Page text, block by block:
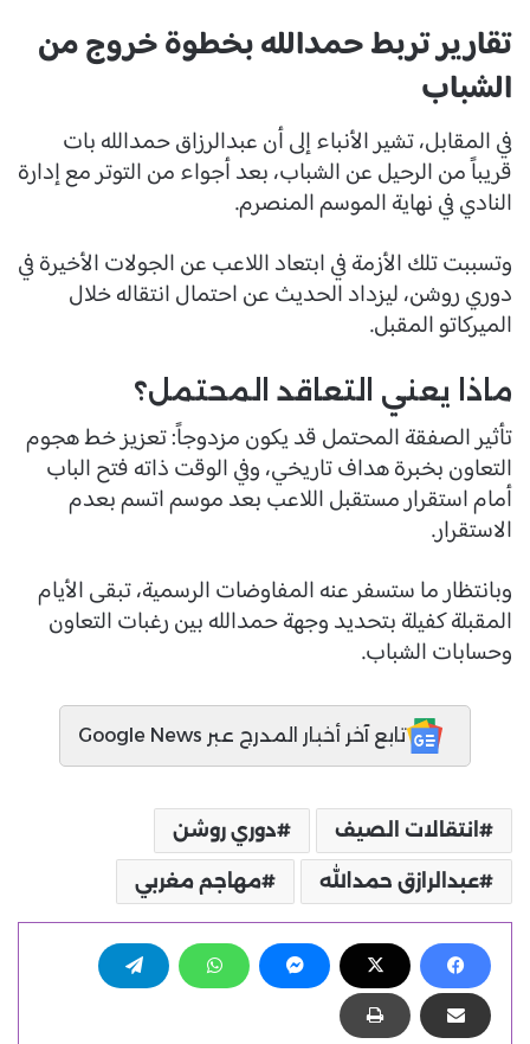
تقارير تربط حمدالله بخطوة خروج من
الشباب
في المقابل، تشير الأنباء إلى أن عبدالرزاق حمدالله بات
قريباً من الرحيل عن الشباب، بعد أجواء من التوتر مع إدارة
النادي في نهاية الموسم المنصرم.
وتسببت تلك الأزمة في ابتعاد اللاعب عن الجولات الأخيرة في
دوري روشن، ليزداد الحديث عن احتمال انتقاله خلال
الميركاتو المقبل.
ماذا يعني التعاقد المحتمل؟
تأثير الصفقة المحتمل قد يكون مزدوجاً: تعزيز خط هجوم
التعاون بخبرة هداف تاريخي، وفي الوقت ذاته فتح الباب
أمام استقرار مستقبل اللاعب بعد موسم اتسم بعدم
الاستقرار.
وبانتظار ما ستسفر عنه المفاوضات الرسمية، تبقى الأيام
المقبلة كفيلة بتحديد وجهة حمدالله بين رغبات التعاون
وحسابات الشباب.
تابع آخر أخبار المدرج عبر Google News
انتقالات الصيف دوري روشن
عبدالرازق حمدالله مهاجم مغربي